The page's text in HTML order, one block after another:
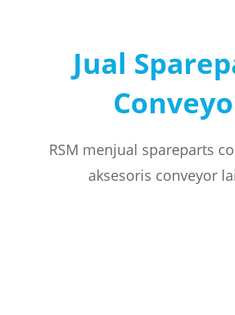
Jual
RSM menjual spareparts
aksesoris conveyor